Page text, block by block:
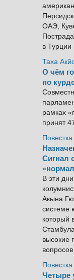
ОАЭ,
в
Таха
О чём
по
рамках
принят
Сигнал
В эти
Акына
системе
который
высокие
Четыре